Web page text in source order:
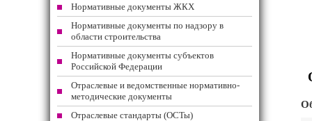
Нормативные документы ЖКХ
Нормативные документы по надзору в
области строительства
Нормативные документы субъектов
Российской Федерации
Отраслевые и ведомственные нормативно-
методические документы
Отраслевые стандарты (ОСТы)